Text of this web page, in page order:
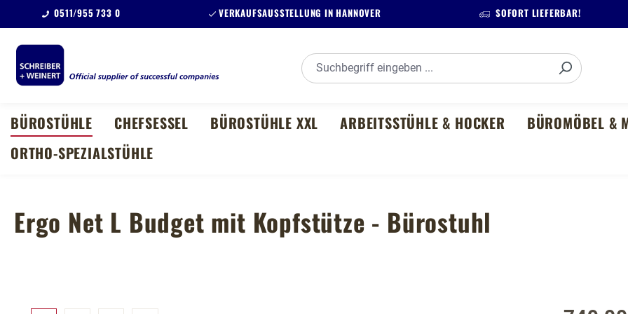
Hauptinhalt springen
Zur Suche springen
Zur Hauptnavigation springen
0511/955 733 0 VERKAUFSAUSSTELLUNG IN HANNOVER SOFORT LIEFERBAR!
BÜROSTÜHLE CHEFSESSEL BÜROSTÜHLE XXL ARBEITSSTÜHLE & HOCKER BÜROMÖBEL &
ORTHO-SPEZIALSTÜHLE
Ergo Net L Budget mit Kopfstütze - Bürostuhl